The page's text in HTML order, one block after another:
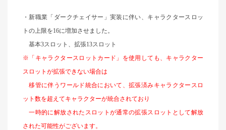
・新職業「ダークチェイサー」実装に伴い、キャラクタースロッ
トの上限を16に増加させました。
基本3スロット、拡張13スロット
※「キャラクタースロットカード」を使用しても、キャラクター
スロットが拡張できない場合は
移管に伴うワールド統合において、拡張済みキャラクタースロ
ット数を超えてキャラクターが統合されており
一時的に解放されたスロットが通常の拡張スロットとして解放
された可能性がございます。